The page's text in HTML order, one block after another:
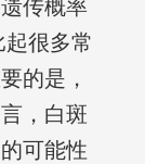
传概率
很多常
的是，
，白斑
可能性